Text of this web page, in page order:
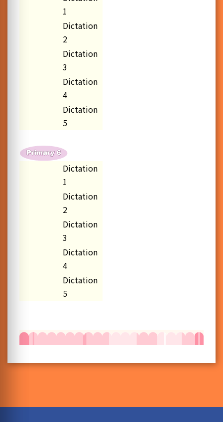
1
Dictation
2
Dictation
3
Dictation
4
Dictation
5
Dictation
1
Dictation
2
Dictation
3
Dictation
4
Dictation
5